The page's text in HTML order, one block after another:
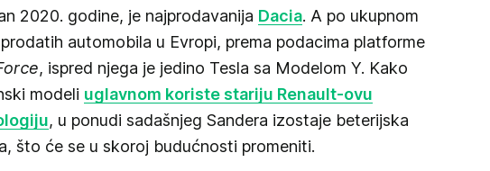
2020. godine, je najprodavanija Dacia. A po ukupnom
automobila u Evropi, prema podacima platforme
, ispred njega je jedino Tesla sa Modelom Y. Kako
modeli uglavnom koriste stariju Renault-ovu
, u ponudi sadašnjeg Sandera izostaje beterijska
što će se u skoroj budućnosti promeniti.